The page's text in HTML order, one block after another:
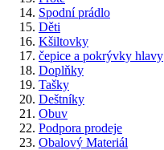
Spodní prádlo
Děti
Kšiltovky
čepice a pokrývky hlavy
Doplňky
Tašky
Deštníky
Obuv
Podpora prodeje
Obalový Materiál